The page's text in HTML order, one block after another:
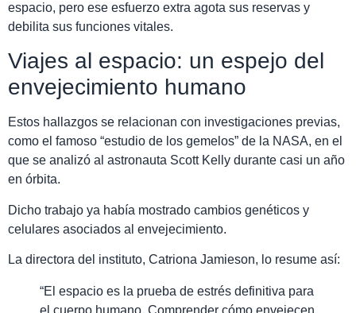
espacio, pero ese esfuerzo extra agota sus reservas y
debilita sus funciones vitales.
Viajes al espacio: un espejo del
envejecimiento humano
Estos hallazgos se relacionan con investigaciones previas,
como el famoso “estudio de los gemelos” de la NASA, en el
que se analizó al astronauta Scott Kelly durante casi un año
en órbita.
Dicho trabajo ya había mostrado cambios genéticos y
celulares asociados al envejecimiento.
La directora del instituto, Catriona Jamieson, lo resume así:
“El espacio es la prueba de estrés definitiva para